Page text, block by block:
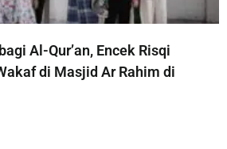
Al-Qur’an, Encek Risqi
di Masjid Ar Rahim di